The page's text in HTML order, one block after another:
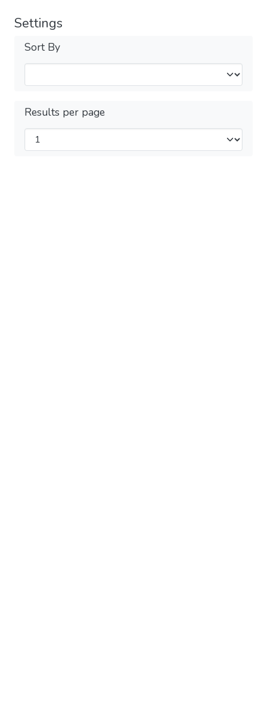
Settings
Sort By
Results per page